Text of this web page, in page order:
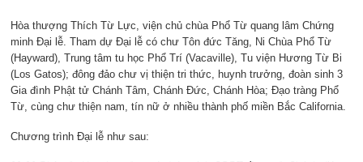
Hòa thượng Thích Từ Lực, viện chủ chùa Phổ Từ quang lâm Chứng
minh Đại lễ. Tham dự Đại lễ có chư Tôn đức Tăng, Ni Chùa Phổ Từ
(Hayward), Trung tâm tu học Phổ Trí (Vacaville), Tu viện Hương Từ Bi
(Los Gatos); đông đảo chư vị thiện tri thức, huynh trưởng, đoàn sinh 3
Gia đình Phật tử Chánh Tâm, Chánh Đức, Chánh Hòa; Đạo tràng Phổ
Từ, cùng chư thiện nam, tín nữ ở nhiều thành phố miền Bắc California.
Chương trình Đại lễ như sau: